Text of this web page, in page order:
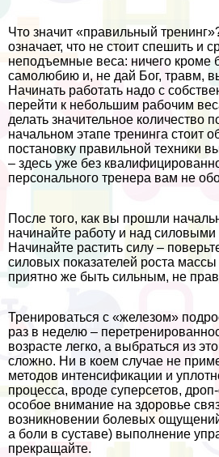
Что значит «правильный
означает, что не стоит спешить и
неподъемные веса: ничего кроме
самолюбию и, не дай Бог, травм,
Начинать работать надо с
перейти к небольшим рабочим
делать значительное количество
начальном этапе тренинга стоит
постановку правильной техники
– здесь уже без
персонального тренера вам не
После того, как вы прошли
начинайте работу и над силовыми
Начинайте растить силу –
силовых показателей роста
приятно же быть сильным, не
Тренироваться с «железом»
раз в неделю –
возрасте легко, а выбраться из
сложно. Ни в коем случае не
методов интенсификации и
процесса, вроде суперсетов,
особое внимание на здоровье
возникновении болевых
а боли в суставе) выполнение
прекращайте.